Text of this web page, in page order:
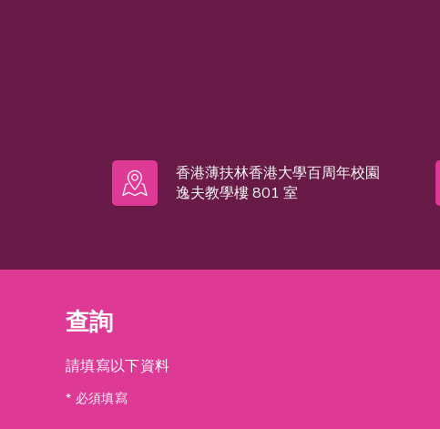
香港薄扶林香港大學百周年校園
逸夫教學樓 801 室
查詢
請填寫以下資料
* 必須填寫